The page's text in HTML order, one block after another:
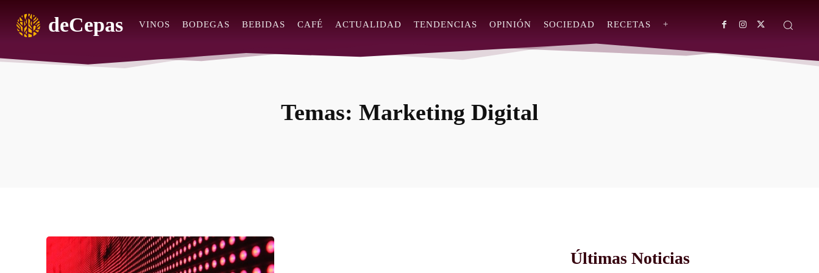
deCepas VINOS BODEGAS BEBIDAS CAFÉ ACTUALIDAD TENDENCIAS OPINIÓN SOCIEDAD RECETAS +
Temas: Marketing Digital
Últimas Noticias